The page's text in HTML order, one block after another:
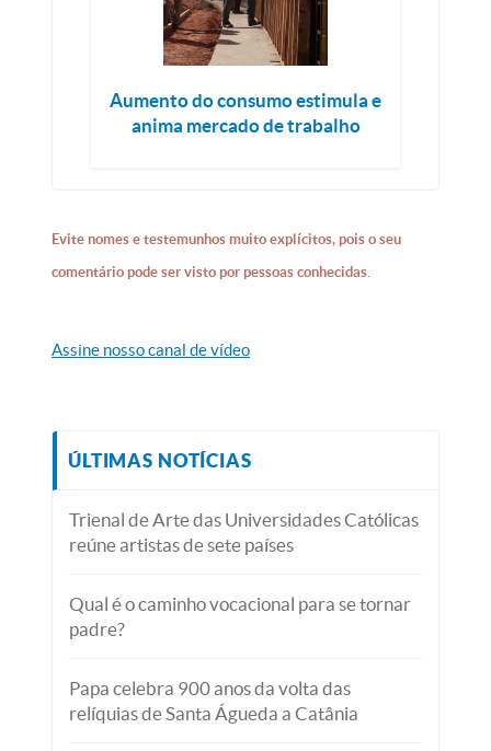
Aumento do consumo estimula e
anima mercado de trabalho
Evite nomes e testemunhos muito explícitos, pois o seu
comentário pode ser visto por pessoas conhecidas.
Assine nosso canal de vídeo
ÚLTIMAS NOTÍCIAS
Trienal de Arte das Universidades Católicas
reúne artistas de sete países
Qual é o caminho vocacional para se tornar
padre?
Papa celebra 900 anos da volta das
relíquias de Santa Águeda a Catânia